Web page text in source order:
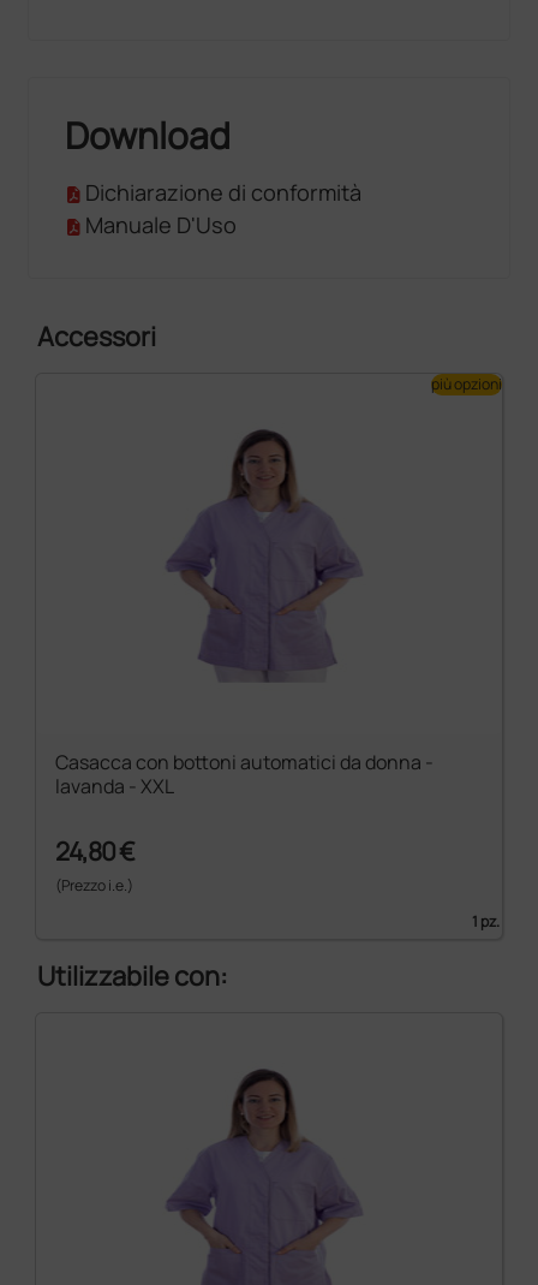
Download
Dichiarazione di conformità
Manuale D'Uso
Accessori
Casacca con bottoni automatici da donna -
lavanda - XXL
24,80 €
(Prezzo i.e.)
1 pz.
più opzioni
Utilizzabile con: